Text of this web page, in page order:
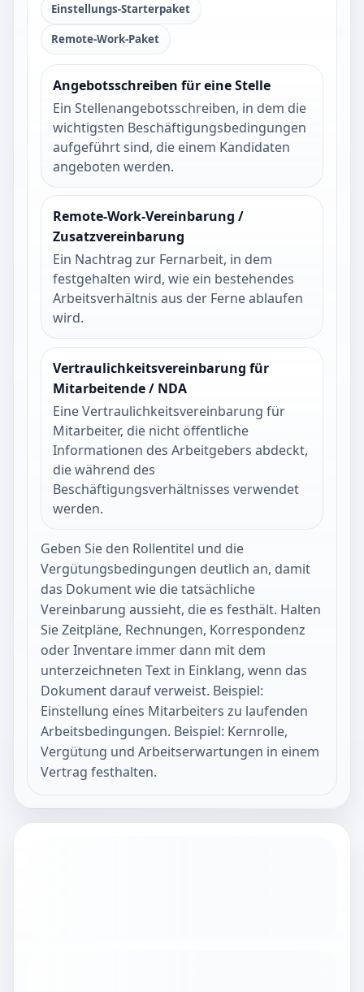
Einstellungs-Starterpaket
Remote-Work-Paket
Angebotsschreiben für eine Stelle
Ein Stellenangebotsschreiben, in dem die
wichtigsten Beschäftigungsbedingungen
aufgeführt sind, die einem Kandidaten
angeboten werden.
Remote-Work-Vereinbarung /
Zusatzvereinbarung
Ein Nachtrag zur Fernarbeit, in dem
festgehalten wird, wie ein bestehendes
Arbeitsverhältnis aus der Ferne ablaufen
wird.
Vertraulichkeitsvereinbarung für
Mitarbeitende / NDA
Eine Vertraulichkeitsvereinbarung für
Mitarbeiter, die nicht öffentliche
Informationen des Arbeitgebers abdeckt,
die während des
Beschäftigungsverhältnisses verwendet
werden.
Geben Sie den Rollentitel und die
Vergütungsbedingungen deutlich an, damit
das Dokument wie die tatsächliche
Vereinbarung aussieht, die es festhält. Halten
Sie Zeitpläne, Rechnungen, Korrespondenz
oder Inventare immer dann mit dem
unterzeichneten Text in Einklang, wenn das
Dokument darauf verweist. Beispiel:
Einstellung eines Mitarbeiters zu laufenden
Arbeitsbedingungen. Beispiel: Kernrolle,
Vergütung und Arbeitserwartungen in einem
Vertrag festhalten.